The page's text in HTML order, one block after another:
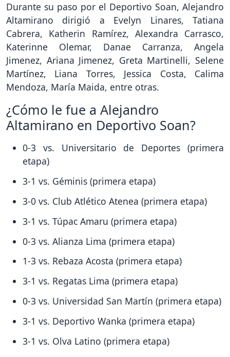
Durante su paso por el Deportivo Soan, Alejandro
Altamirano dirigió a Evelyn Linares, Tatiana
Cabrera, Katherin Ramírez, Alexandra Carrasco,
Katerinne Olemar, Danae Carranza, Angela
Jimenez, Ariana Jimenez, Greta Martinelli, Selene
Martínez, Liana Torres, Jessica Costa, Calima
Mendoza, María Maida, entre otras.
¿Cómo le fue a Alejandro
Altamirano en Deportivo Soan?
0-3 vs. Universitario de Deportes (primera
etapa)
3-1 vs. Géminis (primera etapa)
3-0 vs. Club Atlético Atenea (primera etapa)
3-1 vs. Túpac Amaru (primera etapa)
0-3 vs. Alianza Lima (primera etapa)
1-3 vs. Rebaza Acosta (primera etapa)
3-1 vs. Regatas Lima (primera etapa)
0-3 vs. Universidad San Martín (primera etapa)
3-1 vs. Deportivo Wanka (primera etapa)
3-1 vs. Olva Latino (primera etapa)